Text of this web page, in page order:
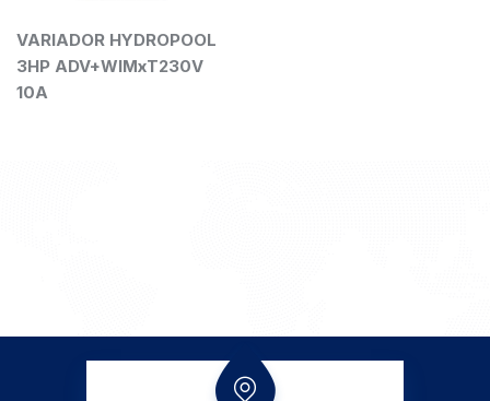
VARIADOR HYDROPOOL
3HP ADV+WIMxT230V
10A